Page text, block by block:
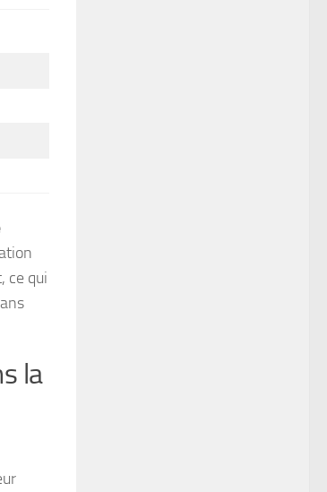
ce qui
la